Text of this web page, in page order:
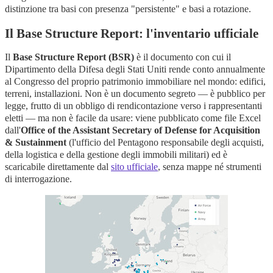
distinzione tra basi con presenza "persistente" e basi a rotazione.
Il Base Structure Report: l'inventario ufficiale
Il Base Structure Report (BSR) è il documento con cui il
Dipartimento della Difesa degli Stati Uniti rende conto annualmente
al Congresso del proprio patrimonio immobiliare nel mondo: edifici,
terreni, installazioni. Non è un documento segreto — è pubblico per
legge, frutto di un obbligo di rendicontazione verso i rappresentanti
eletti — ma non è facile da usare: viene pubblicato come file Excel
dall'Office of the Assistant Secretary of Defense for Acquisition
& Sustainment (l'ufficio del Pentagono responsabile degli acquisti,
della logistica e della gestione degli immobili militari) ed è
scaricabile direttamente dal sito ufficiale, senza mappe né strumenti
di interrogazione.